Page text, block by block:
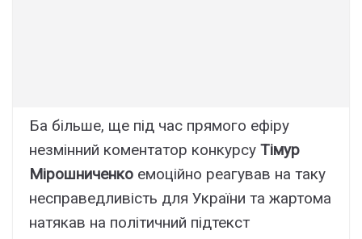
Ба більше, ще під час прямого ефіру
незмінний коментатор конкурсу Тімур
Мірошниченко емоційно реагував на таку
несправедливість для України та жартома
натякав на політичний підтекст